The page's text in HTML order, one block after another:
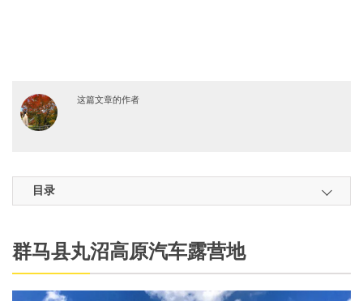
这篇文章的作者
目录
群马县丸沼高原汽车露营地